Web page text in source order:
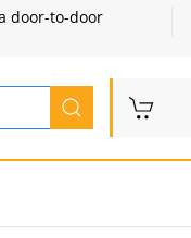
door-to-door